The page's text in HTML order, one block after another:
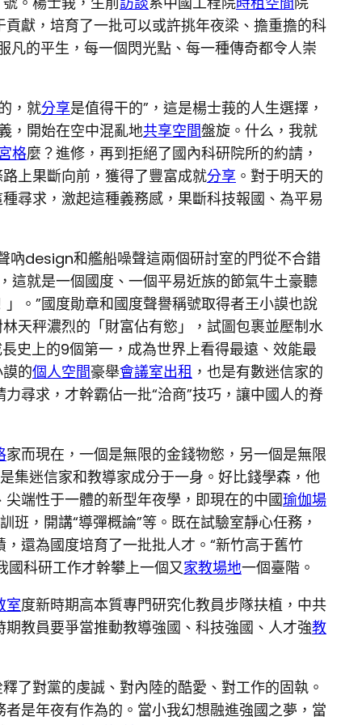
獻，培育了一批可以或許挑年夜梁、擔重擔的科
凡的平生，每一個閃光點、每一種傳奇都令人崇
，就分享是值得干的”，這是楊士莪的人生選擇，
，開始在空中混亂地共享空間盤旋。什么，我就
格麼？進修，再到拒絕了國內科研院所的約請，
上果斷向前，獲得了豐富成就分享 。對于明天的
尋求，激起這種義務感，果斷科技報國、為平易
吶design和艦船噪聲這兩個研討室的門從不合錯
這就是一個國度、一個平易近族的節氣牛土豪聽
。”國度勛章和國度聲譽稱號取得者王小謨也說
天秤濃烈的「財富佔有慾」，試圖包裹並壓制水
史上的9個第一，成為世界上看得最遠、效能最
的個人空間豪舉會議室出租 ，也是有數迷信家的
尋求，才幹霸佔一批“洽商”技巧，讓中國人的脊
家而現在，一個是無限的金錢物慾，另一個是無限
集迷信家和教導家成分于一身。好比錢學森，他
端性于一體的新型年夜學，即現在的中國瑜伽場
班，開講“導彈概論”等。既在試驗室靜心任務，
還為國度培育了一批批人才。“新竹高于舊竹
國科研工作才幹攀上一個又家教場地一個臺階。
室度新時期高本質專門研究化教員步隊扶植，中共
教員要爭當推動教導強國、科技強國、人才強教
了對黨的虔誠、對內陸的酷愛、對工作的固執。
者是年夜有作為的。當小我幻想融進強國之夢，當